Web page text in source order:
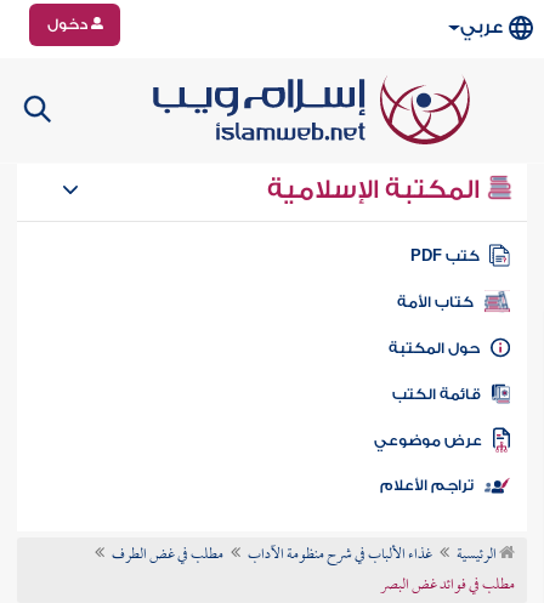
عربي دخول
المكتبة الإسلامية
كتب PDF
كتاب الأمة
المكتبة
الكتب
موضوعي
تراجم الأعلام
الرئيسية غذاء الألباب في شرح منظومة الآداب
مطلب في غض الطرف
مطلب في فوائد غض البصر